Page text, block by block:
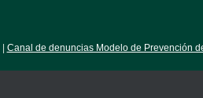
| Canal de denuncias Modelo de Prevención